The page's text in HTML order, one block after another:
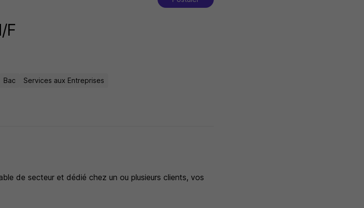
F
Bac
Services aux Entreprises
de secteur et dédié chez un ou plusieurs clients, vos